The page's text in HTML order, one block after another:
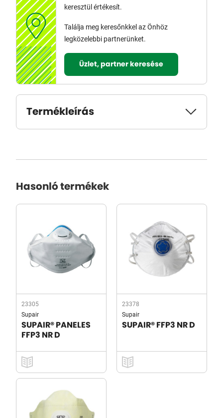
keresztül értékesít.
Találja meg keresőnkkel az Önhöz
legközelebbi partnerünket.
Üzlet, partner keresése
Termékleírás
Hasonló termékek
23305
Supair
SUPAIR® PANELES
FFP3 NR D
23378
Supair
SUPAIR® FFP3 NR D